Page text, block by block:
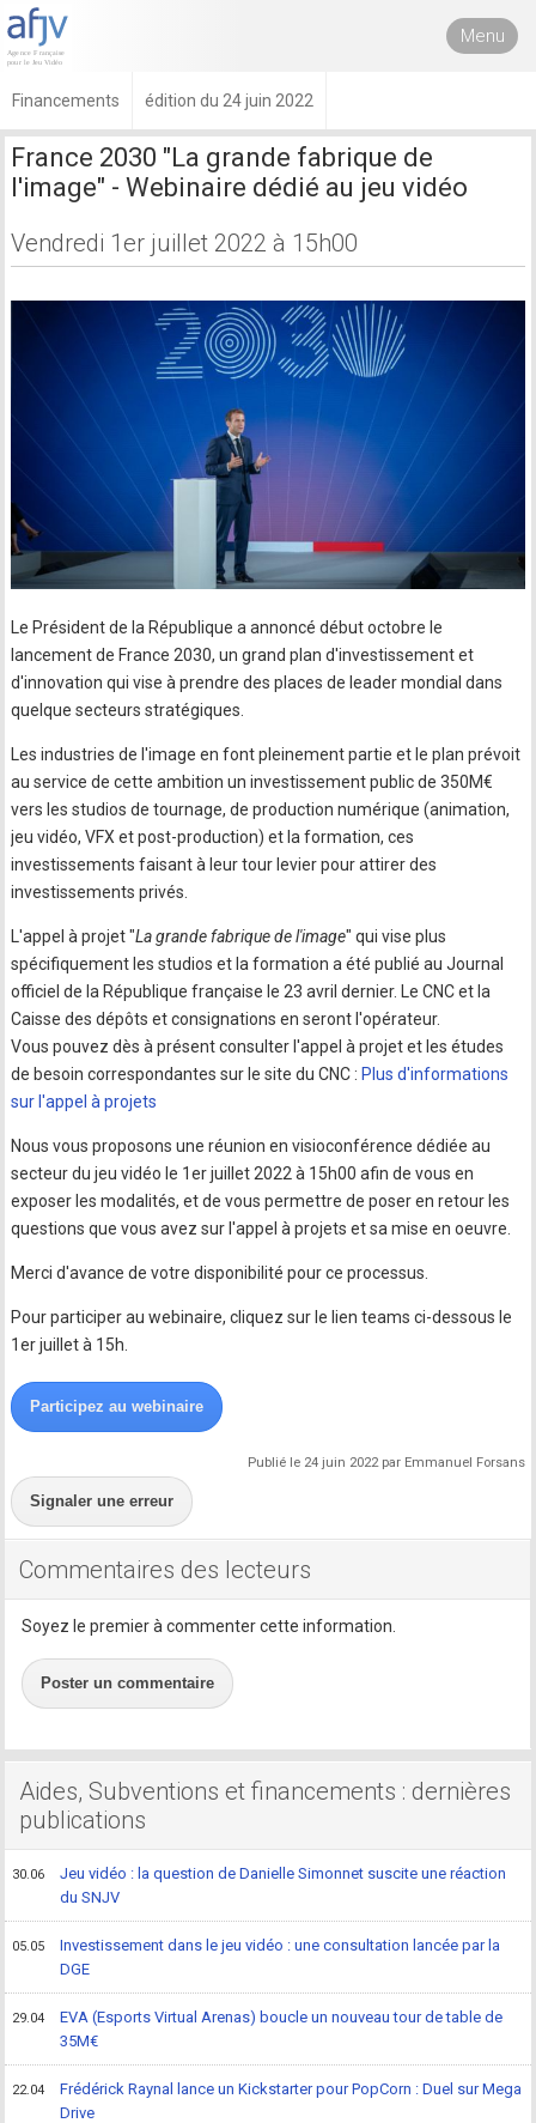
Menu
Financements édition du 24 juin 2022
France 2030 "La grande fabrique de
l'image" - Webinaire dédié au jeu vidéo
Vendredi 1er juillet 2022 à 15h00
Le Président de la République a annoncé début octobre le
lancement de France 2030, un grand plan d'investissement et
d'innovation qui vise à prendre des places de leader mondial dans
quelque secteurs stratégiques.
Les industries de l'image en font pleinement partie et le plan prévoit
au service de cette ambition un investissement public de 350M€
vers les studios de tournage, de production numérique (animation,
jeu vidéo, VFX et post-production) et la formation, ces
investissements faisant à leur tour levier pour attirer des
investissements privés.
L'appel à projet "La grande fabrique de l'image" qui vise plus
spécifiquement les studios et la formation a été publié au Journal
officiel de la République française le 23 avril dernier. Le CNC et la
Caisse des dépôts et consignations en seront l'opérateur.
Vous pouvez dès à présent consulter l'appel à projet et les études
de besoin correspondantes sur le site du CNC : Plus d'informations
sur l'appel à projets
Nous vous proposons une réunion en visioconférence dédiée au
secteur du jeu vidéo le 1er juillet 2022 à 15h00 afin de vous en
exposer les modalités, et de vous permettre de poser en retour les
questions que vous avez sur l'appel à projets et sa mise en oeuvre.
Merci d'avance de votre disponibilité pour ce processus.
Pour participer au webinaire, cliquez sur le lien teams ci-dessous le
1er juillet à 15h.
Participez au webinaire
Publié le 24 juin 2022 par Emmanuel Forsans
Signaler une erreur
Commentaires des lecteurs
Soyez le premier à commenter cette information.
Poster un commentaire
Aides, Subventions et financements : dernières
publications
30.06
Jeu vidéo : la question de Danielle Simonnet suscite une réaction
du SNJV
05.05
Investissement dans le jeu vidéo : une consultation lancée par la
DGE
29.04
EVA (Esports Virtual Arenas) boucle un nouveau tour de table de
35M€
22.04
Frédérick Raynal lance un Kickstarter pour PopCorn : Duel sur Mega
Drive